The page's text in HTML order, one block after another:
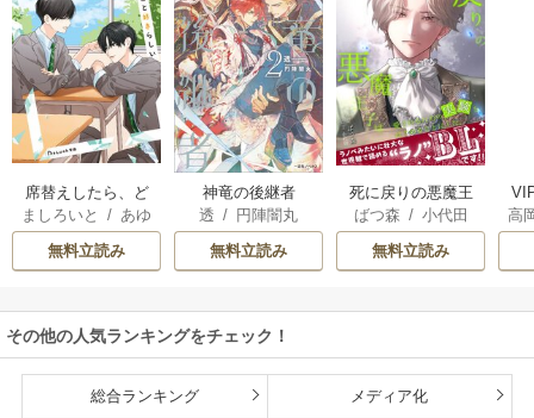
席替えしたら、ど
うやら後ろの男が
俺のこと好きらし
い
ましろいと / あゆ
河
無料立読み
神竜の後継者
透 / 円陣闇丸
無料立読み
死に戻りの悪魔王
子は、愛されるた
めの実験をはじめ
ることにした。
ばつ森 / 小代田
無料立読み
高
その他の人気ランキングをチェック！
総合ランキング メディア化